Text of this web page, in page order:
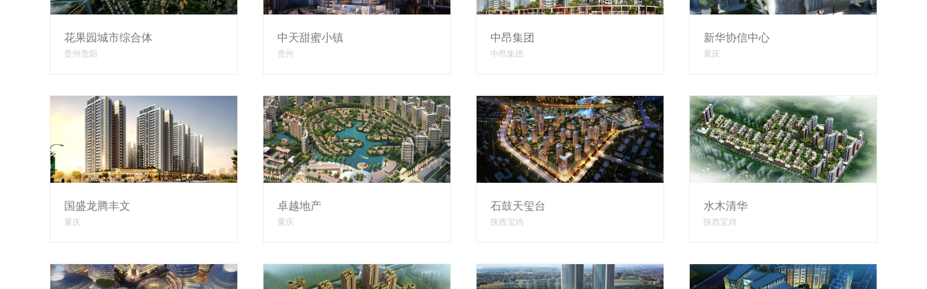
花果园城市综合体
贵州贵阳
中天甜蜜小镇
贵州
中昂集团
中昂集团
新华协信中心
重庆
国盛龙腾丰文
重庆
卓越地产
重庆
石鼓天玺台
陕西宝鸡
水木清华
陕西宝鸡